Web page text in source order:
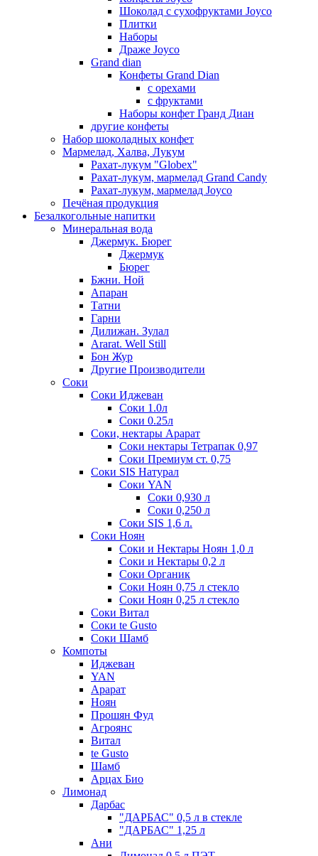
Шоколад с сухофруктами Joyco
Плитки
Наборы
Драже Joyco
Grand dian
Конфеты Grand Dian
с орехами
с фруктами
Наборы конфет Гранд Диан
другие конфеты
Набор шоколадных конфет
Мармелад, Халва, Лукум
Рахат-лукум "Globex"
Рахат-лукум, мармелад Grand Candy
Рахат-лукум, мармелад Joyco
Печёная продукция
Безалкогольные напитки
Минеральная вода
Джермук. Бюрег
Джермук
Бюрег
Бжни. Ной
Апаран
Татни
Гарни
Дилижан. Зулал
Ararat. Well Still
Бон Жур
Другие Производители
Соки
Соки Иджеван
Соки 1.0л
Соки 0.25л
Соки, нектары Арарат
Соки нектары Тетрапак 0,97
Соки Премиум ст. 0,75
Соки SIS Натурал
Соки YAN
Соки 0,930 л
Соки 0,250 л
Соки SIS 1,6 л.
Соки Ноян
Соки и Нектары Ноян 1,0 л
Соки и Нектары 0,2 л
Соки Органик
Соки Ноян 0,75 л стекло
Соки Ноян 0,25 л стекло
Соки Витал
Соки te Gusto
Соки Шамб
Компоты
Иджеван
YAN
Арарат
Ноян
Прошян Фуд
Агроянс
Витал
te Gusto
Шамб
Арцах Био
Лимонад
Дарбас
"ДАРБАС" 0,5 л в стекле
"ДАРБАС" 1,25 л
Ани